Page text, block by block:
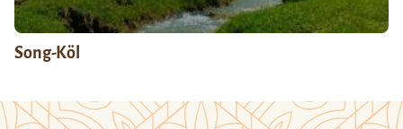
Song-Köl